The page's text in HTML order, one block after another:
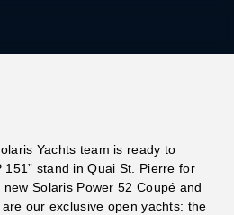
Yachts team is ready to
151” stand in Quai St. Pierre for
Solaris Power 52 Coupé and
our exclusive open yachts: the